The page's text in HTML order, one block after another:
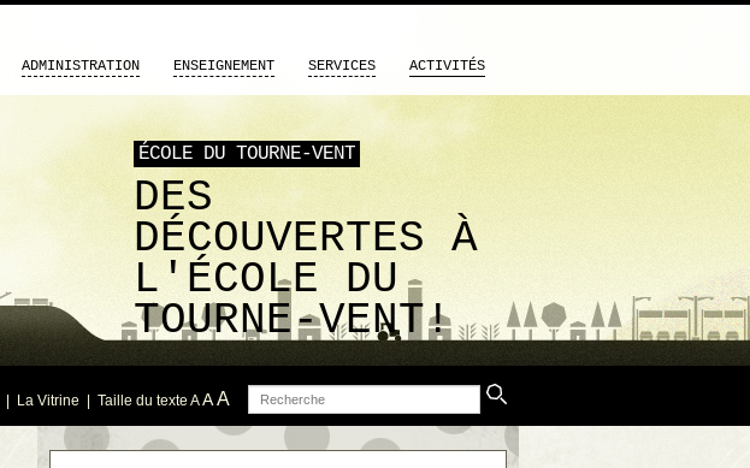
ÉCOLE DU TOURNE-VENT
DES
DÉCOUVERTES À
L'ÉCOLE DU
TOURNE-VENT!
ADMINISTRATION ENSEIGNEMENT SERVICES ACTIVITÉS
La Vitrine | Taille du texte A AA Recherche